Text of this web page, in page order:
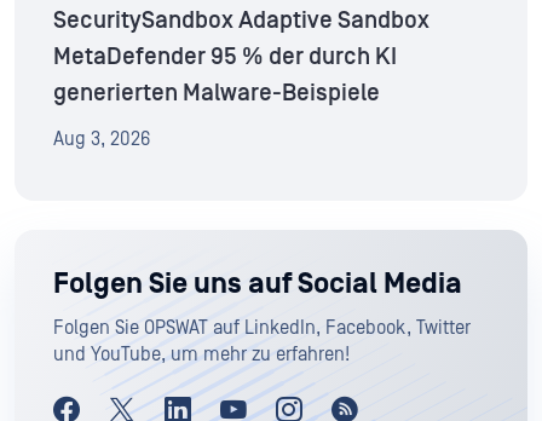
SecuritySandbox Adaptive Sandbox
MetaDefender 95 % der durch KI
generierten Malware-Beispiele
Aug 3, 2026
Folgen Sie uns auf Social Media
Folgen Sie OPSWAT auf LinkedIn, Facebook, Twitter
und YouTube, um mehr zu erfahren!